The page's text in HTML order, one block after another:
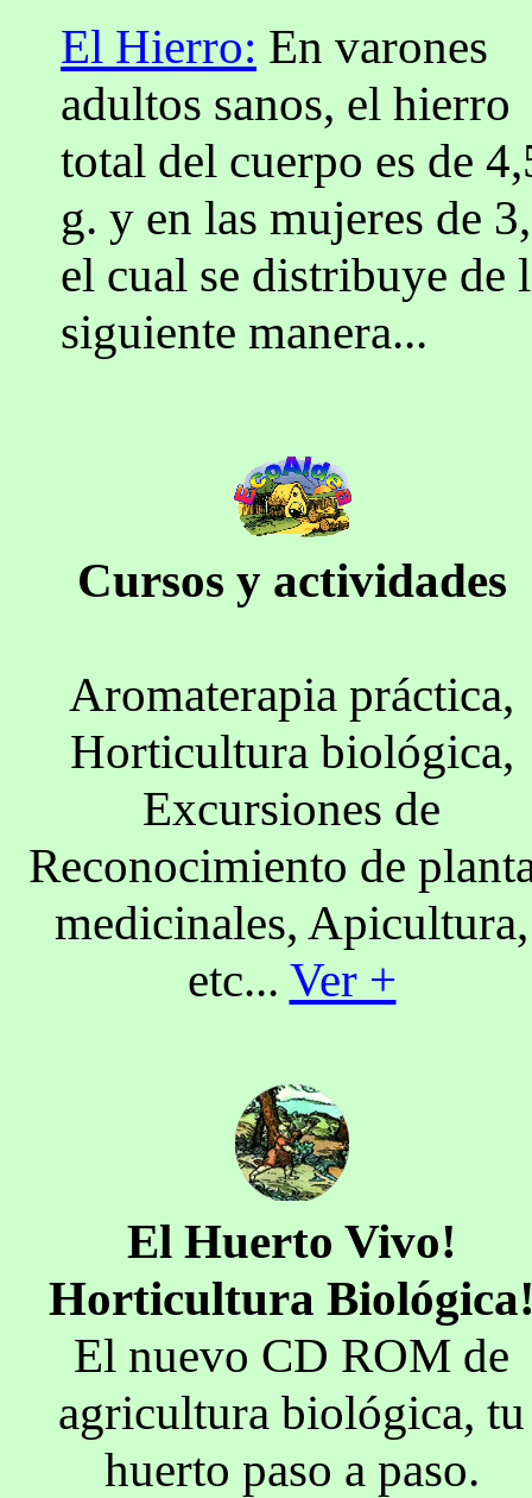
El Hierro: En varones
adultos sanos, el hierro
total del cuerpo es de
g. y en las mujeres de
el cual se distribuye de
siguiente manera...
Cursos y actividades
Aromaterapia práctica,
Horticultura biológica,
Excursiones de
Reconocimiento de
medicinales, Apicultura,
etc... Ver +
El Huerto Vivo!
Horticultura
El nuevo CD ROM de
agricultura biológica, tu
huerto paso a paso.